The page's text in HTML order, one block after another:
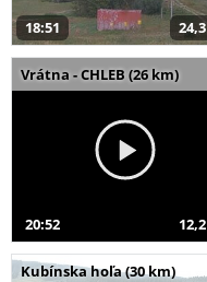
18:51
Vrátna - CHLEB (26 km)
20:52
Kubínska hoľa (30 km)